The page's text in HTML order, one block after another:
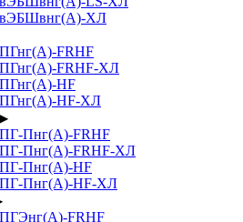
ХЛ
FRHF
FRHF-ХЛ
HF
HF-ХЛ
Пнг(А)-FRHF
Пнг(А)-FRHF-ХЛ
Пнг(А)-HF
Пнг(А)-HF-ХЛ
FRHF